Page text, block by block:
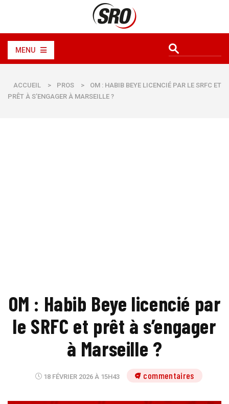
MENU
ACCUEIL > PROS >
OM : HABIB BEYE LICENCIÉ PAR LE SRFC ET
PRÊT À S’ENGAGER À MARSEILLE ?
OM : Habib Beye licencié par
le SRFC et prêt à s’engager
à Marseille ?
18 FÉVRIER 2026 À 15H43 7 commentaires